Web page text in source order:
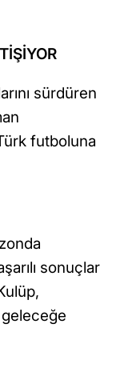
sürdüren
futboluna
sonuçlar
geleceğe